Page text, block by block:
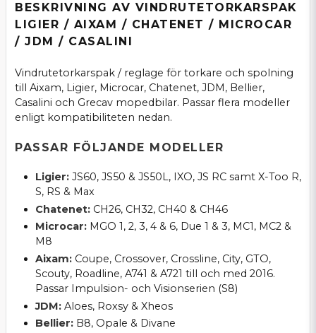
BESKRIVNING AV VINDRUTETORKARSPAK
LIGIER / AIXAM / CHATENET / MICROCAR
/ JDM / CASALINI
Vindrutetorkarspak / reglage för torkare och spolning
till Aixam, Ligier, Microcar, Chatenet, JDM, Bellier,
Casalini och Grecav mopedbilar. Passar flera modeller
enligt kompatibiliteten nedan.
PASSAR FÖLJANDE MODELLER
Ligier:JS60, JS50 & JS50L, IXO, JS RC samt X-Too R,
S, RS & Max
Chatenet:CH26, CH32, CH40 & CH46
Microcar:MGO 1, 2, 3, 4 & 6, Due 1 & 3, MC1, MC2 &
M8
Aixam:Coupe, Crossover, Crossline, City, GTO,
Scouty, Roadline, A741 & A721 till och med 2016.
Passar Impulsion- och Visionserien (S8)
JDM:Aloes, Roxsy & Xheos
Bellier:B8, Opale & Divane